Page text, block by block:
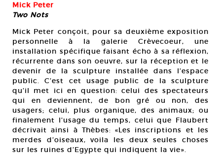
Mick Peter
Two Nots
Mick Peter conçoit, pour sa deuxième exposition
personnelle à la galerie Crèvecoeur, une
installation spécifique faisant écho à sa réflexion,
récurrente dans son oeuvre, sur la réception et le
devenir de la sculpture installée dans l’espace
public. C’est cet usage public de la sculpture
qu’il met ici en question: celui des spectateurs
qui en deviennent, de bon gré ou non, des
usagers; celui, plus organique, des animaux; ou
finalement l’usage du temps, celui que Flaubert
décrivait ainsi à Thèbes: «Les inscriptions et les
merdes d’oiseaux, voila les deux seules choses
sur les ruines d’Egypte qui indiquent la vie».